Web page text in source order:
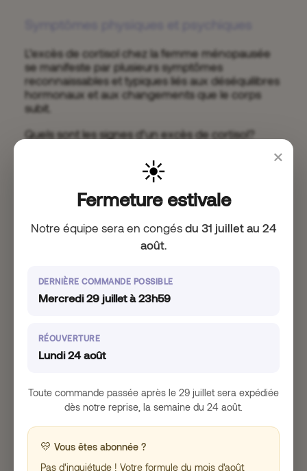
L’excès de cortisol chez la femme ménopausée
se manifeste par plusieurs symptômes
reconnaissables et typiques liés aux déséquilibres
hormonaux et aux changements que le corps
subit.
Quels sont les signes d’un excès de cortisol?
Prise de poids localisée au niveau du ventre
Les pics de stress et l’augmentation de cortisol
peuvent également accentuer d’autres
nocturnes ou encore les sautes d’humeur.
charge
négatives sur le corps : résistance à l’insuline
(risque de diabète), hypertension (peut entraîner
immunitaire (risques de maladies auto-immunes).
Il est important de prendre en charge ce
déséquilibre pour rester en bonne santé et
×
☀️
Fermeture estivale
Notre équipe sera en congés du 31 juillet au 24
août.
DERNIÈRE COMMANDE POSSIBLE
Mercredi 29 juillet à 23h59
RÉOUVERTURE
Lundi 24 août
Toute commande passée après le 29 juillet sera expédiée
dès notre reprise, la semaine du 24 août.
💛 Vous êtes abonnée ?
Pas d'inquiétude ! Votre formule du mois d'août